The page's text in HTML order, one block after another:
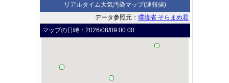
リアルタイム大気汚染マップ(速報値)
データ参照元：環境省 そらまめ君
マップの日時：2026/08/09 00:00